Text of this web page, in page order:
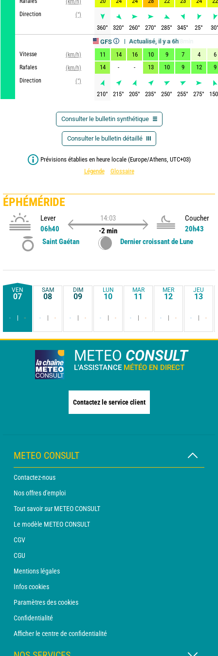
Direction
(°)
Actualisé, il y a 6h
Mise à jour dans 28min
Vitesse
(km/h)
Rafales
(km/h)
Direction
(°)
360° 320° 260° 270° 285° 345° 25° 30
11 14 16 10 9 7 4
6
14
- - 13 10 9 12 9
210° 215° 205° 235° 250° 255° 275° 150
Consulter le bulletin synthétique
Consulter le bulletin détaillé
Prévisions établies en heure locale (Europe/Athens, UTC+03)
Légende
Glossaire
ÉPHÉMÉRIDE
Lever
06h40
14:03
-2 min
Coucher
20h43
Saint Gaétan
Dernier croissant de Lune
VEN
07
- -
SAM
08
- -
DIM
09
- -
LUN
10
- -
MAR
11
- -
MER
12
- -
JEU
13
- -
METEO CONSULT
L'ASSISTANCE MÉTÉO EN DIRECT
Contactez le service client
METEO CONSULT
Contactez-nous
Nos offres d'emploi
Tout savoir sur METEO CONSULT
Le modèle METEO CONSULT
CGV
CGU
Mentions légales
Infos cookies
Paramètres des cookies
Confidentialité
Afficher le centre de confidentialité